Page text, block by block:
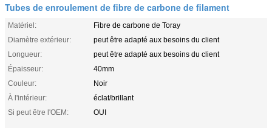
Tubes de enroulement de fibre de carbone de filament
Matériel:
Fibre de carbone de Toray
Diamètre extérieur:
peut être adapté aux besoins du client
Longueur:
peut être adapté aux besoins du client
Épaisseur:
40mm
Couleur:
Noir
À l'intérieur:
éclat/brillant
Si peut être l'OEM:
OUI